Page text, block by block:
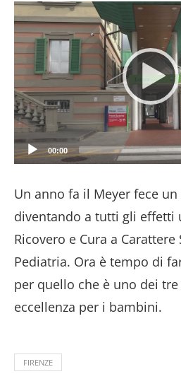
Video
Player
00:00
Un anno fa il Meyer fece
diventando a tutti gli effetti
Ricovero e Cura a
Pediatria. Ora è tempo di
per quello che è uno dei
eccellenza per i bambini.
FIRENZE